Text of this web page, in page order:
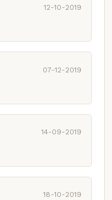
12-10-2019
07-12-2019
14-09-2019
18-10-2019